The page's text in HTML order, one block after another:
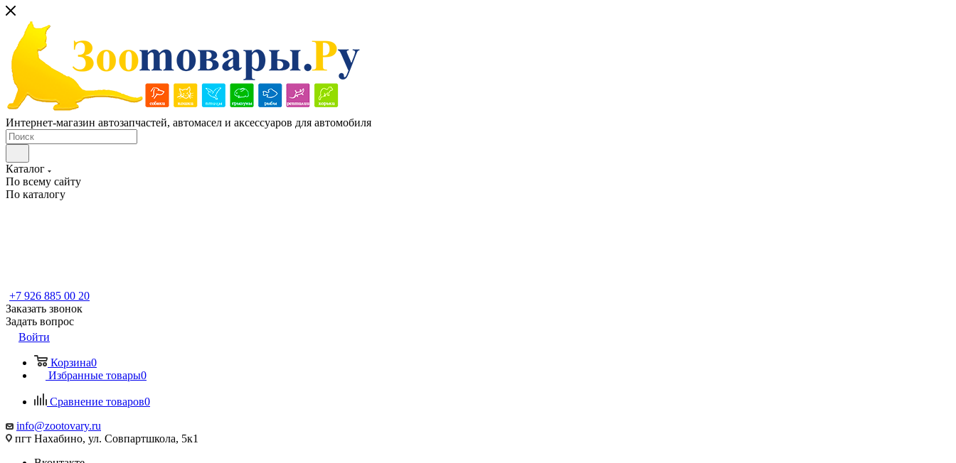
Интернет-магазин автозапчастей, автомасел и аксессуаров для автомобиля
Каталог
По всему сайту
По каталогу
+7 926 885 00 20
Заказать звонок
Задать вопрос
Войти
Корзина0
Избранные товары0
Сравнение товаров0
info@zootovary.ru
пгт Нахабино, ул. Совпартшкола, 5к1